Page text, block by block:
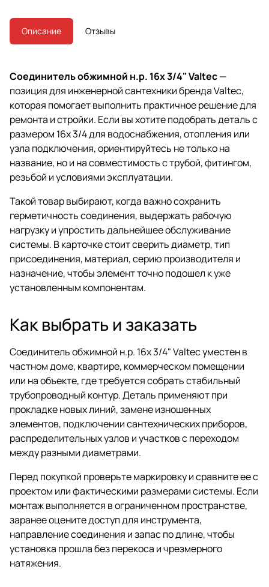
Описание Отзывы
Соединитель обжимной н.р. 16х 3/4" Valtec—
позиция для инженерной сантехники бренда Valtec,
которая помогает выполнить практичное решение для
ремонта и стройки. Если вы хотите подобрать деталь с
размером 16х 3/4 для водоснабжения, отопления или
узла подключения, ориентируйтесь не только на
название, но и на совместимость с трубой, фитингом,
резьбой и условиями эксплуатации.
Такой товар выбирают, когда важно сохранить
герметичность соединения, выдержать рабочую
нагрузку и упростить дальнейшее обслуживание
системы. В карточке стоит сверить диаметр, тип
присоединения, материал, серию производителя и
назначение, чтобы элемент точно подошел к уже
установленным компонентам.
Как выбрать и заказать
Соединитель обжимной н.р. 16х 3/4" Valtec уместен в
частном доме, квартире, коммерческом помещении
или на объекте, где требуется собрать стабильный
трубопроводный контур. Деталь применяют при
прокладке новых линий, замене изношенных
элементов, подключении сантехнических приборов,
распределительных узлов и участков с переходом
между разными диаметрами.
Перед покупкой проверьте маркировку и сравните ее с
проектом или фактическими размерами системы. Если
монтаж выполняется в ограниченном пространстве,
заранее оцените доступ для инструмента,
направление соединения и запас по длине, чтобы
установка прошла без перекоса и чрезмерного
натяжения.